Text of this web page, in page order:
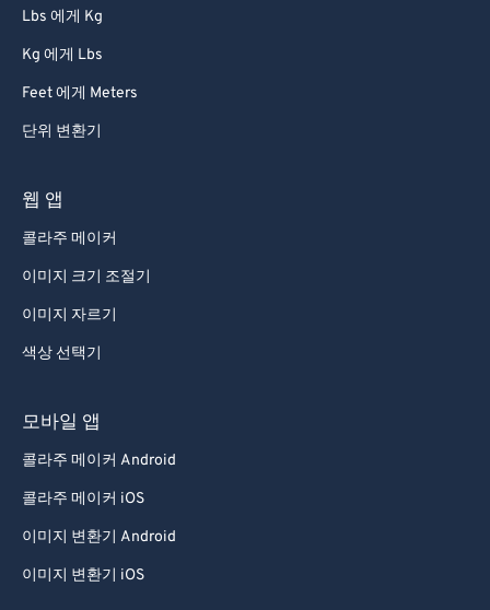
Lbs 에게 Kg
Kg 에게 Lbs
Feet 에게 Meters
단위 변환기
웹 앱
콜라주 메이커
이미지 크기 조절기
이미지 자르기
색상 선택기
모바일 앱
콜라주 메이커 Android
콜라주 메이커 iOS
이미지 변환기 Android
이미지 변환기 iOS